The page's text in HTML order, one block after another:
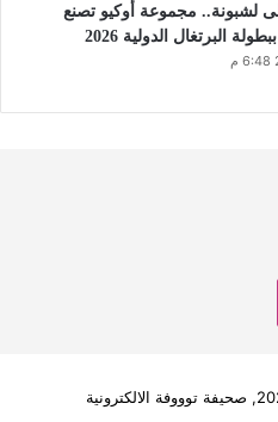
لشبونة.. مجموعة أوكيو تصنع
البرتغال الدولية 2026